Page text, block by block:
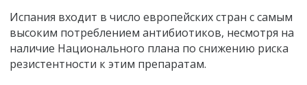
Испания входит в число европейских стран с самым
высоким потреблением антибиотиков, несмотря на
наличие Национального плана по снижению риска
резистентности к этим препаратам.